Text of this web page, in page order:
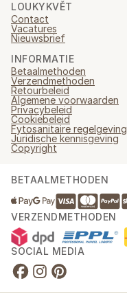
LOUKYKVĚT
Contact
Vacatures
Nieuwsbrief
INFORMATIE
Betaalmethoden
Verzendmethoden
Retourbeleid
Algemene voorwaarden
Privacybeleid
Cookiebeleid
Fytosanitaire regelgeving
Juridische kennisgeving
Copyright
BETAALMETHODEN
VERZENDMETHODEN
SOCIAL MEDIA